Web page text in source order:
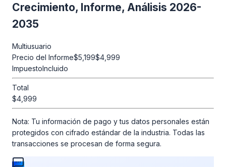
Crecimiento, Informe, Análisis 2026-
2035
Multiusuario
Precio del Informe$5,199$4,999
ImpuestoIncluido
Total
$4,999
Nota: Tu información de pago y tus datos personales están
protegidos con cifrado estándar de la industria. Todas las
transacciones se procesan de forma segura.